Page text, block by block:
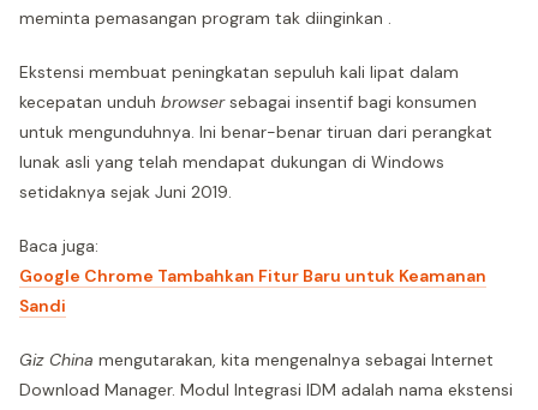
meminta pemasangan program tak diinginkan .
Ekstensi membuat peningkatan sepuluh kali lipat dalam
kecepatan unduh browsersebagai insentif bagi konsumen
untuk mengunduhnya. Ini benar-benar tiruan dari perangkat
lunak asli yang telah mendapat dukungan di Windows
setidaknya sejak Juni 2019.
Baca juga:
Google Chrome Tambahkan Fitur Baru untuk Keamanan
Sandi
Giz China mengutarakan, kita mengenalnya sebagai Internet
Download Manager. Modul Integrasi IDM adalah nama ekstensi